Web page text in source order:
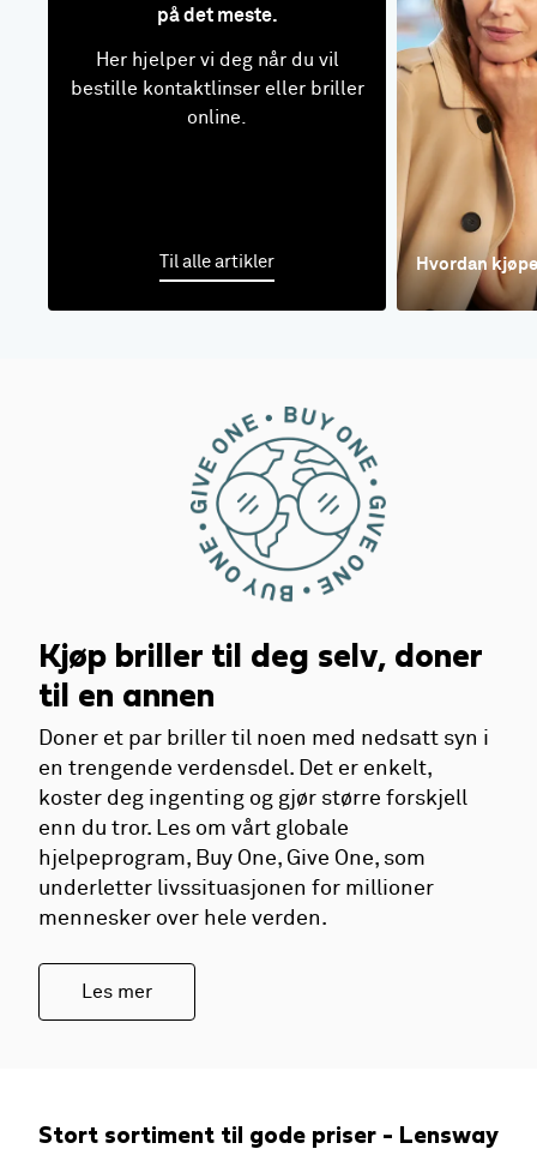
på det meste.
Her hjelper vi deg når du vil
bestille kontaktlinser eller briller
online.
Til alle artikler Hvordan
Kjøp briller til deg selv, doner
til en annen
Doner et par briller til noen med nedsatt syn i
en trengende verdensdel. Det er enkelt,
koster deg ingenting og gjør større forskjell
enn du tror. Les om vårt globale
hjelpeprogram, Buy One, Give One, som
underletter livssituasjonen for millioner
mennesker over hele verden.
Les mer
Stort sortiment til gode priser - Lensway